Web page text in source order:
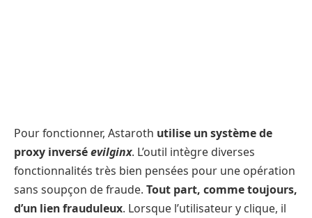
Pour fonctionner, Astaroth utilise un système de
proxy inverséevilginx. L’outil intègre diverses
fonctionnalités très bien pensées pour une opération
sans soupçon de fraude. Tout part, comme toujours,
d’un lien frauduleux. Lorsque l’utilisateur y clique, il